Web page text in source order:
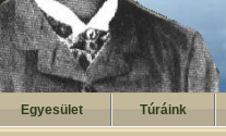
Egyesület Túráink